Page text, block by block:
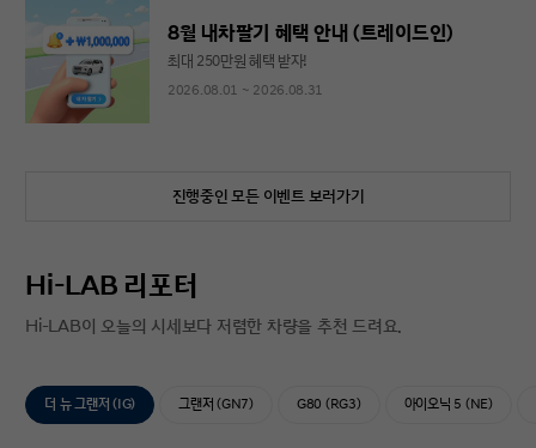
8월 내차팔기 혜택 안내 (트레이드인)
최대 250만원 혜택 받자!
2026.08.01 ~ 2026.08.31
진행중인 모든 이벤트 보러가기
Hi-LAB 리포터
Hi-LAB이 오늘의 시세보다 저렴한 차량을 추천 드려요.
더 뉴 그랜저 (IG) 그랜저 (GN7) G80 (RG3) 아이오닉 5 (NE)